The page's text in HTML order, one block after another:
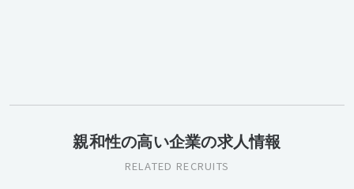
親和性の高い企業の求人情報
RELATED RECRUITS